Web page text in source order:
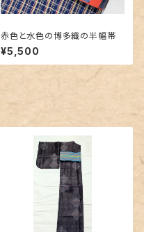
赤色と水色の博多織の半幅帯
¥5,500